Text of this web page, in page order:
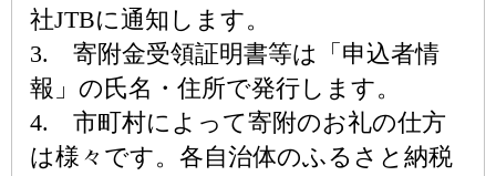
社JTBに通知します。
3. 寄附金受領証明書等は「申込者情
報」の氏名・住所で発行します。
4. 市町村によって寄附のお礼の仕方
は様々です。各自治体のふるさと納税